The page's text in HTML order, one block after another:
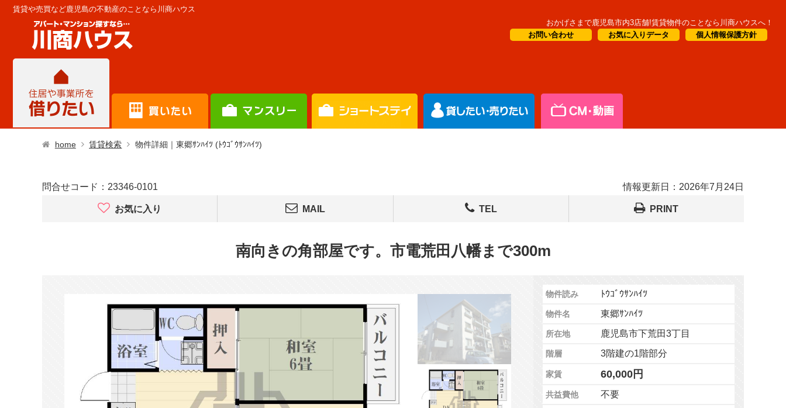
賃貸や売買など鹿児島の不動産のことなら川商ハウス
おかげさまで鹿児島市内3店舗!賃貸物件のことなら川商ハウスへ！
個人情報保護方針
お気に入りデータ
お問い合わせ
home 賃貸検索 物件詳細｜東郷ｻﾝﾊｲﾂ (ﾄｳｺﾞｳｻﾝﾊｲﾂ)
問合せコード： 23346-0101 情報更新日： 2026年7月24日
お気に入り MAIL TEL PRINT
南向きの角部屋です。市電荒田八幡まで300m
物件読み ﾄｳｺﾞｳｻﾝﾊｲﾂ
物件名 東郷ｻﾝﾊｲﾂ
所在地 鹿児島市下荒田3丁目
階層 3階建の1階部分
家賃 60,000円
共益費他 不要